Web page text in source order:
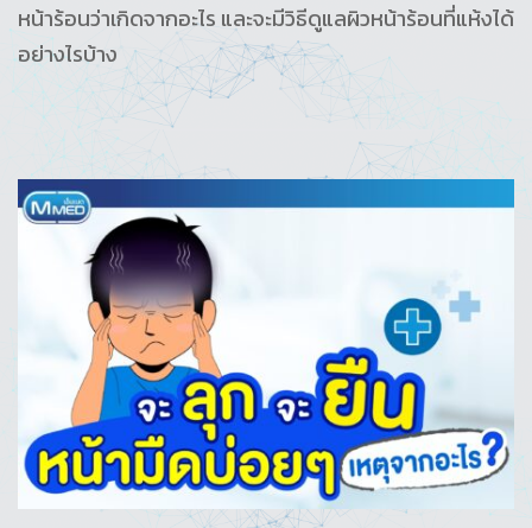
หน้าร้อนว่าเกิดจากอะไร และจะมีวิธีดูแลผิวหน้าร้อนที่แห้งได้
อย่างไรบ้าง